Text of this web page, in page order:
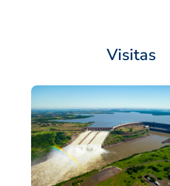
Visitas